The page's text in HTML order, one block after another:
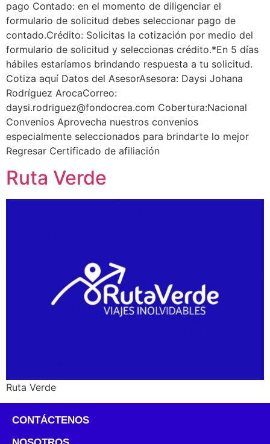
pago Contado: en el momento de diligenciar el
formulario de solicitud debes seleccionar pago de
contado.Crédito: Solicitas la cotización por medio del
formulario de solicitud y seleccionas crédito.*En 5 días
hábiles estaríamos brindando respuesta a tu solicitud.
Cotiza aquí Datos del AsesorAsesora: Daysi Johana
Rodríguez ArocaCorreo:
daysi.rodriguez@fondocrea.com Cobertura:Nacional
Convenios Aprovecha nuestros convenios
especialmente seleccionados para brindarte lo mejor
Regresar Certificado de afiliación
Ruta Verde
Ruta Verde
CONTÁCTENOS